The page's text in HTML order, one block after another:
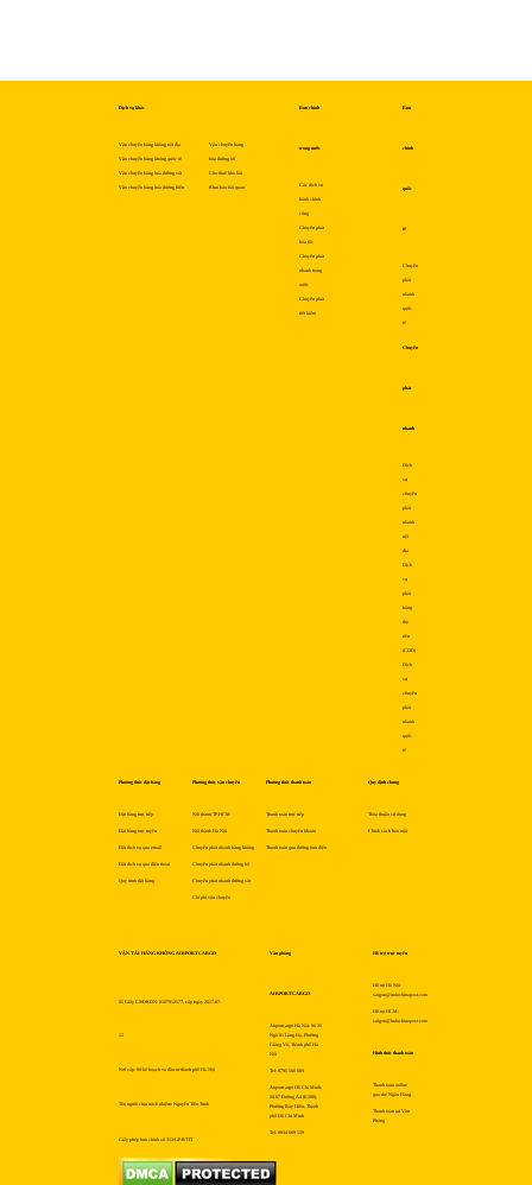
Dịch vụ khác
Vận chuyển hàng không nội địa
Vận chuyển hàng không quốc tế
Vận chuyển hàng hóa đường sắt
Vận chuyển hàng hóa đường biển
Vận chuyển hàng
hóa đường bộ
Cho thuê kho bãi
Khai báo hải quan
Bưu chính
trong nước
Các dịch vụ
hành chính
công
Chuyển phát
hỏa tốc
Chuyển phát
nhanh trong
nước
Chuyển phát
tiết kiệm
Bưu
chính
quốc
tế
Chuyển
phát
nhanh
quốc
tế
Chuyển
phát
nhanh
Dịch
vụ
chuyển
phát
nhanh
địa
Dịch
vụ
phát
hàng
thu
tiền
(COD)
Dịch
vụ
chuyển
phát
nhanh
quốc
tế
Phương thức đặt hàng
Đặt hàng trực tiếp
Đặt hàng trực tuyến
Đặt dịch vụ qua email
Đặt dịch vụ qua điện thoại
Quy trình đặt hàng
Phương thức vận chuyển
Nội thành TP.HCM
Nội thành Hà Nội
Chuyển phát nhanh hàng không
Chuyển phát nhanh đường bộ
Chuyển phát nhanh đường sắt
Chi phí vận chuyển
Phương thức thanh toán
Thanh toán trực tiếp
Thanh toán chuyển khoản
Thanh toán qua đường bưu điện
Quy định chung
Thỏa thuận sử dụng
Chính sách bảo mật
VẬN TẢI HÀNG KHÔNG AIRPORTCARGO
Số Giấy CNĐKDN: 0107912577, cấp ngày 2017-07-
12
Nơi cấp: Sở kế hoạch và đầu tư thành phố Hà Nội
Tên người chịu trách nhiệm: Nguyễn Tiến Trình
Giấy phép bưu chính số 353/GP-BTTT
Văn phòng
AIRPORTCARGO
Airportcargo Hà Nội: Số 25
Ngõ 81 Láng Hạ, Phường
Giảng Võ, Thành phố Hà
Nội
Tel: 0795 166 689
Airportcargo Hồ Chí Minh:
Số 87 Đường A4 (K300),
Phường Bảy Hiền, Thành
phố Hồ Chí Minh
Tel: 0934 689 559
Hỗ trợ trực tuyến
Hỗ trợ Hà Nội:
saigon@indochinapost.com
Hỗ trợ HCM:
saigon@indochinapost.com
Hình thức thanh toán
Thanh toán online
qua thẻ Ngân Hàng
Thanh toán tại Văn
Phòng